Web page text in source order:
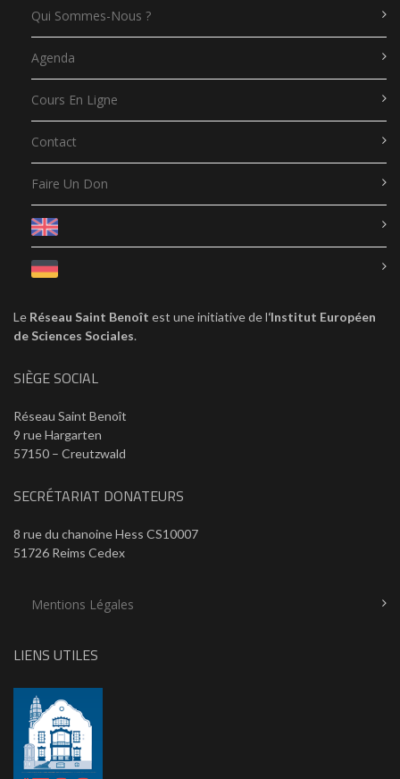
Qui Sommes-Nous ?
Agenda
Cours En Ligne
Contact
Faire Un Don
Le Réseau Saint Benoît est une initiative de l‘Institut Européen
de Sciences Sociales.
SIÈGE SOCIAL
Réseau Saint Benoît
9 rue Hargarten
57150 – Creutzwald
SECRÉTARIAT DONATEURS
8 rue du chanoine Hess CS10007
51726 Reims Cedex
Mentions Légales
LIENS UTILES